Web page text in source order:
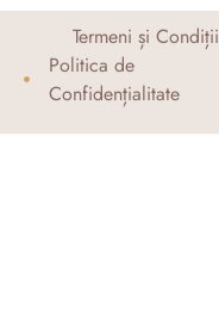
Termeni și Condiții
Politica de
Confidențialitate